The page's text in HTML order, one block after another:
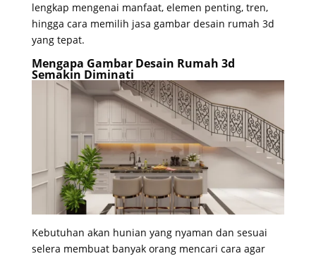
lengkap mengenai manfaat, elemen penting, tren,
hingga cara memilih jasa gambar desain rumah 3d
yang tepat.
Mengapa Gambar Desain Rumah 3d
Semakin Diminati
Kebutuhan akan hunian yang nyaman dan sesuai
selera membuat banyak orang mencari cara agar